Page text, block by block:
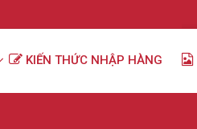
KIẾN THỨC NHẬP HÀNG